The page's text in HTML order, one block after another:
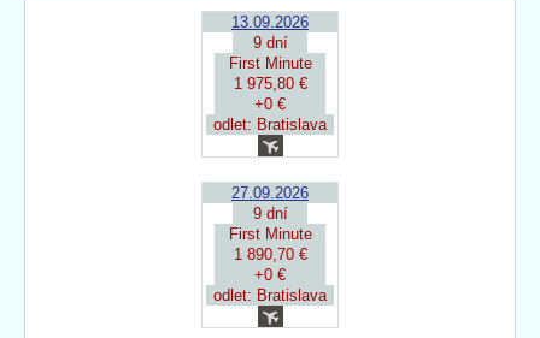
13.09.2026
9 dní
First Minute
1 975,80 €
+0 €
odlet: Bratislava
27.09.2026
9 dní
First Minute
1 890,70 €
+0 €
odlet: Bratislava